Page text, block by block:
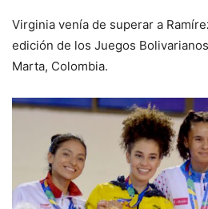
Virginia venía de superar a
edición de los Juegos
Marta, Colombia.